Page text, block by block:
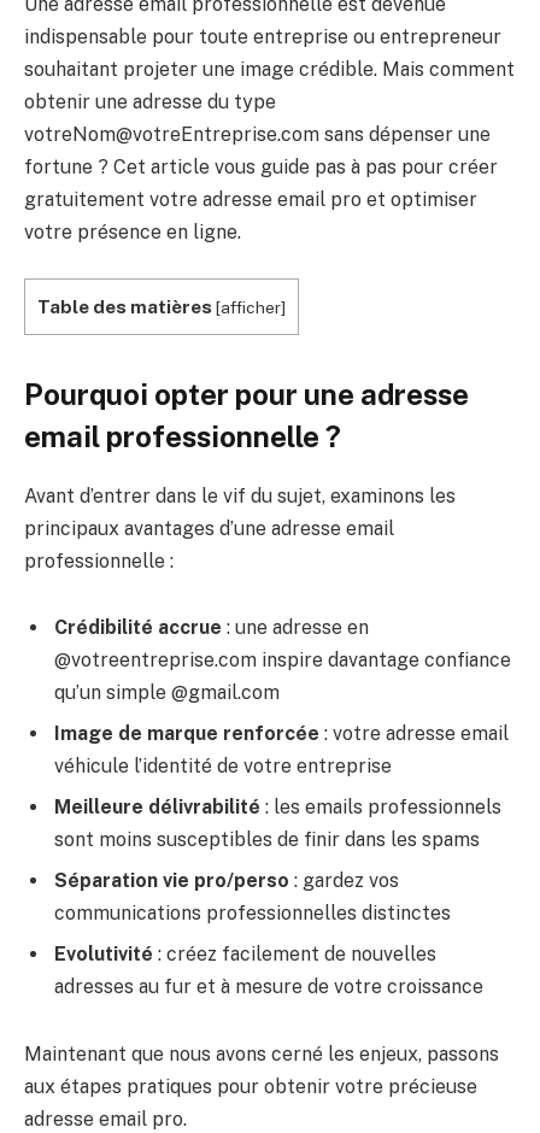
indispensable pour toute entreprise ou entrepreneur
souhaitant projeter une image crédible. Mais comment
obtenir une adresse du type
votreNom@votreEntreprise.com sans dépenser une
fortune ? Cet article vous guide pas à pas pour créer
gratuitement votre adresse email pro et optimiser
votre présence en ligne.
Table des matières [afficher]
Pourquoi opter pour une adresse
email professionnelle ?
Avant d’entrer dans le vif du sujet, examinons les
principaux avantages d’une adresse email
professionnelle :
Crédibilité accrue : une adresse en
@votreentreprise.com inspire davantage confiance
qu’un simple @gmail.com
Image de marque renforcée : votre adresse email
véhicule l’identité de votre entreprise
Meilleure délivrabilité : les emails professionnels
sont moins susceptibles de finir dans les spams
Séparation vie pro/perso : gardez vos
communications professionnelles distinctes
Evolutivité : créez facilement de nouvelles
adresses au fur et à mesure de votre croissance
Maintenant que nous avons cerné les enjeux, passons
aux étapes pratiques pour obtenir votre précieuse
adresse email pro.